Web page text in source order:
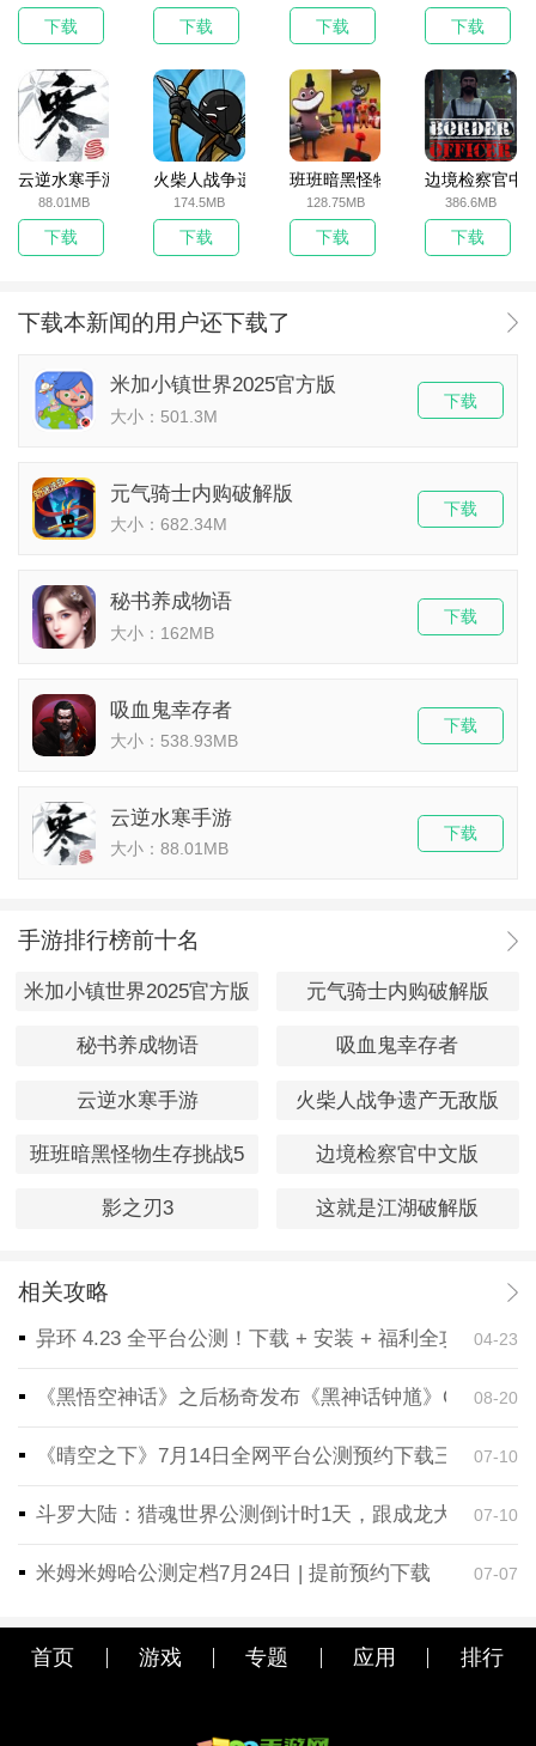
下载 下载 下载 下载
云逆水寒手游
88.01MB
下载
火柴人战争遗产无敌版
174.5MB
下载
班班暗黑怪物生存挑战5
128.75MB
下载
边境检察官中
386.6MB
下载
下载本新闻的用户还下载了
米加小镇世界2025官方版
大小：501.3M
下载
元气骑士内购破解版
大小：682.34M
下载
秘书养成物语
大小：162MB
下载
吸血鬼幸存者
大小：538.93MB
下载
云逆水寒手游
大小：88.01MB
下载
手游排行榜前十名
米加小镇世界2025官方版 元气骑士内购破解版
秘书养成物语 吸血鬼幸存者
云逆水寒手游 火柴人战争遗产无敌版
班班暗黑怪物生存挑战5 边境检察官中文版
影之刃3 这就是江湖破解版
相关攻略
异环 4.23 全平台公测！下载 + 安装 + 福利全攻略，一
04-23
《黑悟空神话》之后杨奇发布《黑神话钟馗》CG！预
08-20
《晴空之下》7月14日全网平台公测预约下载三端同步
07-10
斗罗大陆：猎魂世界公测倒计时1天，跟成龙大哥一起
07-10
米姆米姆哈公测定档7月24日 | 提前预约下载 07-07
首页 游戏 专题 应用 排行